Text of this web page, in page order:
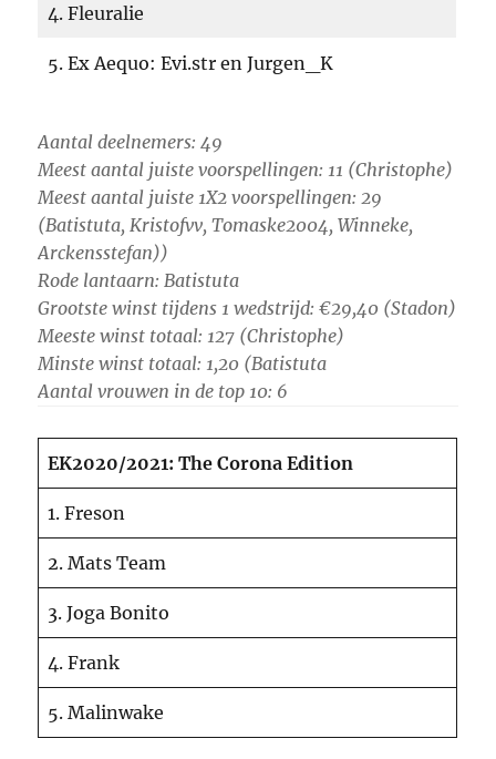
4. Fleuralie
5. Ex Aequo: Evi.str en Jurgen_K
Aantal deelnemers: 49
Meest aantal juiste voorspellingen: 11 (Christophe)
Meest aantal juiste 1X2 voorspellingen: 29
(Batistuta, Kristofvv, Tomaske2004, Winneke,
Arckensstefan))
Rode lantaarn: Batistuta
Grootste winst tijdens 1 wedstrijd: €29,40 (Stadon)
Meeste winst totaal: 127 (Christophe)
Minste winst totaal: 1,20 (Batistuta
Aantal vrouwen in de top 10: 6
EK2020/2021: The Corona Edition
1. Freson
2. Mats Team
3. Joga Bonito
4. Frank
5. Malinwake